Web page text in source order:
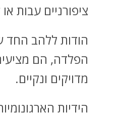
ציפורניים עבות
הודות ללהב החד
הפלדה, הם
מדויקים ונקיים.
הידיות